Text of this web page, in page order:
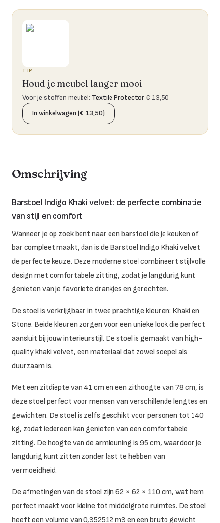
TIP
Houd je meubel langer mooi
Voor je stoffen meubel: Textile Protector€ 13,50
In winkelwagen (€ 13,50)
Omschrijving
Barstoel Indigo Khaki velvet: de perfecte combinatie
van stijl en comfort
Wanneer je op zoek bent naar een barstoel die je keuken of
bar compleet maakt, dan is de Barstoel Indigo Khaki velvet
de perfecte keuze. Deze moderne stoel combineert stijlvolle
design met comfortabele zitting, zodat je langdurig kunt
genieten van je favoriete drankjes en gerechten.
De stoel is verkrijgbaar in twee prachtige kleuren: Khaki en
Stone. Beide kleuren zorgen voor een unieke look die perfect
aansluit bij jouw interieurstijl. De stoel is gemaakt van high-
quality khaki velvet, een materiaal dat zowel soepel als
duurzaam is.
Met een zitdiepte van 41 cm en een zithoogte van 78 cm, is
deze stoel perfect voor mensen van verschillende lengtes en
gewichten. De stoel is zelfs geschikt voor personen tot 140
kg, zodat iedereen kan genieten van een comfortabele
zitting. De hoogte van de armleuning is 95 cm, waardoor je
langdurig kunt zitten zonder last te hebben van
vermoeidheid.
De afmetingen van de stoel zijn 62 × 62 × 110 cm, wat hem
perfect maakt voor kleine tot middelgrote ruimtes. De stoel
heeft een volume van 0,352512 m3 en een bruto gewicht